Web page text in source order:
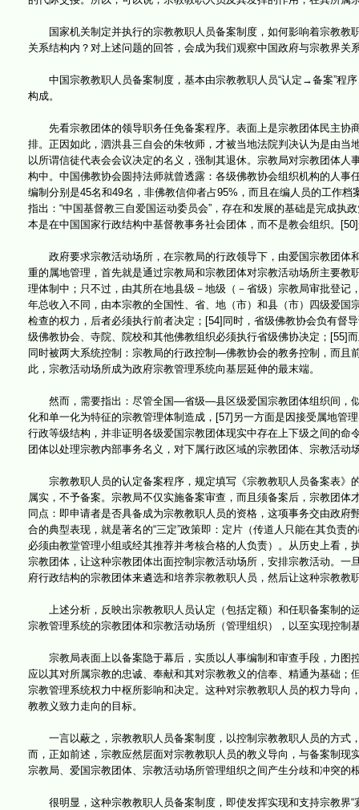
国家机关制定并执行的宗教教职人员备案制度，如何影响着宗教教
关系结构内？对上述问题的回答，会成为我们观察中国政府与宗教界关
中国宗教教职人员备案制度，基本由宗教教职人员“认定→备案”程序
构成。
先看宗教团体的领导职务任免备案程序。表面上是宗教团体民主协
排。正因如此，泗洪县三自会的朱牧师，才被当地法院判决认为是由
以所谓信徒代表会会议决定的名义，强制其退休。宗教局对宗教团体
构中。中国佛教协会圆持法师就曾透露：各级佛教协会组织机构的人
编制分别是45名和49名，非佛教信仰者占95%，而且在编人员的工作
指出：“中国基督教三自爱国运动委员会”，存在和发展的基础是完成执
本是在中国国家行政结构中基督教事务社会团体，而不是教会组织。
政府要求宗教活动场所，在宗教局的行政领导下，由爱国宗教团体
重的属地管理，首先就是通过宗教局和宗教团体对宗教活动场所主要教
理体制中；只不过，由其所在地县级－地级（－省级）宗教局审批登
年总收入不同，由本宗教的全国性、省、地（市）和县（市）四级爱
检查的权力，后者必须执行前者决定；[54]同时，省级佛教协会负有督
级佛教协会、寺院、院校和其他佛教组织必须执行省级佛协决定；[55]
同时被两大系统控制：宗教局的行政控制—佛教协会的教务控制，而
此，宗教活动场所成为政府宗教管理系统向基层延伸的最末端。
然而，需要指出：尽管全国—省级—县区级爱国宗教团体组织间，似
化和单一化为特征的宗教管理体制造成，[57]另一方面是因接受属地管
行政等级结构，并非证明各级爱国宗教团体现实中存在上下级之间的
团体以处理宗教内部事务名义，对下属行政区域的宗教团体、宗教活动
宗教教职人员的认定备案程序，规定填写《宗教教职人员备案表》
属实，不予备案。宗教局不仅实施备案审查，而且须备案后，宗教团
同点：即申请者是否具备成为宗教教职人员的资格，这项事务交由政
合的典型表现，就是著名的“三定”政策即：定片（传道人只能在其负
必须由教堂管理小组或经其推荐并考核合格的人负责）。从历史上看
宗教团体，让这种宗教团体出面控制宗教活动场所，安排宗教活动。
府行政结构的宗教团体来遴选和培养宗教教职人员，然后让这种宗教
上述分析，反映出宗教教职人员认定（包括定额）和任职备案制的
宗教管理系统的宗教团体和宗教活动场所（管理组织），以至实现控制
宗教局表面上以备案隐于幕后，实质以人事编制和审查手段，力图
应以其对所属宗教的忠诚、奉献和其对宗教教义的信奉、精通为基础
宗教管理系统权力中枢所影响和决定。这种对宗教教职人员的权力导
教教义致力走向的目标。
一言以蔽之，宗教教职人员备案制度，以控制宗教教职人员的方式
而，正如前述，宗教应然层面对宗教教职人员的教义导向，与备案制
宗教局、爱国宗教团体、宗教活动场所管理组织之间产生分歧和冲突
很明显，这种宗教教职人员备案制度，即使发挥实现和支持宗教界“